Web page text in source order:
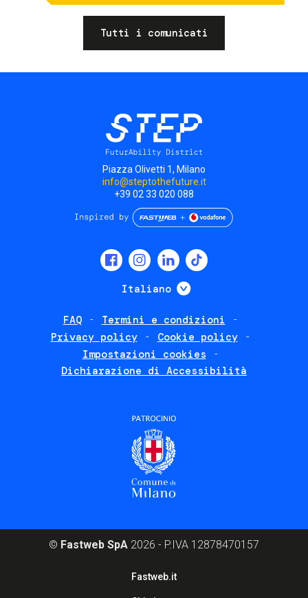
Tutti i comunicati
Piazza Olivetti 1, Milano
info@steptothefuture.it
+39 02 33 020 088
Italiano Mostra ulteriori
FAQ
Termini e condizioni
Privacy policy
Cookie policy
Impostazioni cookies
Dichiarazione di Accessibilità
© Fastweb SpA 2026 - P.IVA 12878470157
Fastweb.it